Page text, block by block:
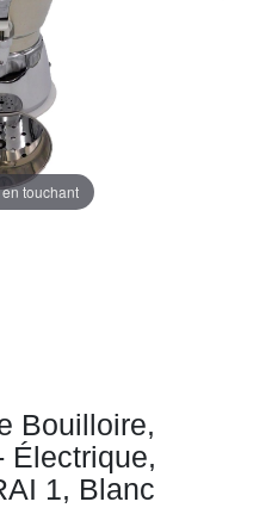
touchant
Bouilloire,
Électrique,
1, Blanc